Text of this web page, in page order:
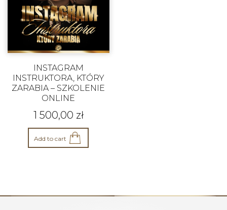
INSTAGRAM
INSTRUKTORA, KTÓRY
ZARABIA – SZKOLENIE
ONLINE
1 500,00 zł
Add to cart